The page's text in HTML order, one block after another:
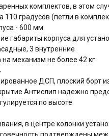
комплектов, в этом
110 градусов (петли в
- 600 мм
габариты корпуса для
3 внутренние
механизм не более 42 кг
ДСП, плоский борт
Антислип надежно
по высоте
в центре колонки
подтверждены